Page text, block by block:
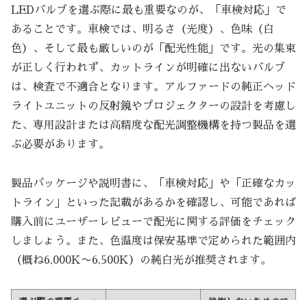
LEDバルブを選ぶ際に最も重要なのが、「車検対応」で
あることです。車検では、明るさ（光度）、色味（白
色）、そして最も厳しいのが「配光性能」です。光の集束
が正しく行われず、カットラインが明確に出ないバルブ
は、検査で不適合となります。アルファードの純正ヘッド
ライトユニットの反射鏡やプロジェクターの設計を考慮し
た、専用設計または高精度な配光調整機構を持つ製品を選
ぶ必要があります。
製品パッケージや説明書に、「車検対応」や「正確なカッ
トライン」といった記載があるかを確認し、可能であれば
購入前にユーザーレビューで配光に関する評価をチェック
しましょう。また、色温度は保安基準で定められた範囲内
（概ね6,000K〜6,500K）の純白光が推奨されます。